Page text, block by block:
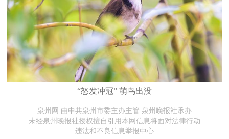
“怒发冲冠” 萌鸟出没
泉州网 由中共泉州市委主办主管 泉州晚报社承办
未经泉州晚报社授权擅自引用本网信息将面对法律行动
违法和不良信息举报中心